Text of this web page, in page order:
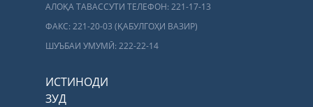
АЛОҚА ТАВАССУТИ ТЕЛЕФОН: 221-17-13
ФАКС: 221-20-03 (ҚАБУЛГОҲИ ВАЗИР)
ШУЪБАИ УМУМӢ: 222-22-14
ИСТИНОДИ
ЗУД